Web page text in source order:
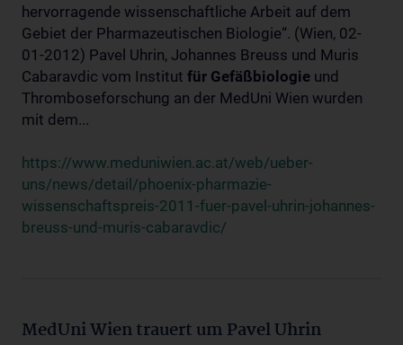
hervorragende wissenschaftliche Arbeit auf dem
Gebiet der Pharmazeutischen Biologie“. (Wien, 02-
01-2012) Pavel Uhrin, Johannes Breuss und Muris
Cabaravdic vom Institut für Gefäßbiologie und
Thromboseforschung an der MedUni Wien wurden
mit dem...
https://www.meduniwien.ac.at/web/ueber-
uns/news/detail/phoenix-pharmazie-
wissenschaftspreis-2011-fuer-pavel-uhrin-johannes-
breuss-und-muris-cabaravdic/
MedUni Wien trauert um Pavel Uhrin